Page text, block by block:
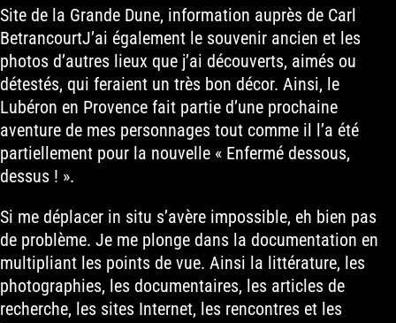
Site de la Grande Dune, information auprès de Carl
BetrancourtJ’ai également le souvenir ancien et les
photos d’autres lieux que j’ai découverts, aimés ou
détestés, qui feraient un très bon décor. Ainsi, le
Lubéron en Provence fait partie d’une prochaine
aventure de mes personnages tout comme il l’a été
partiellement pour la nouvelle « Enfermé dessous,
dessus ! ».
Si me déplacer in situ s’avère impossible, eh bien pas
de problème. Je me plonge dans la documentation en
multipliant les points de vue. Ainsi la littérature, les
photographies, les documentaires, les articles de
recherche, les sites Internet, les rencontres et les